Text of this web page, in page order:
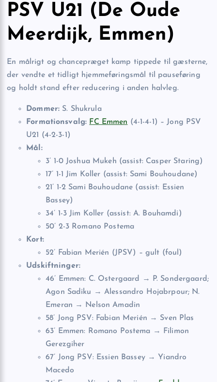
PSV U21 (De Oude
Meerdijk, Emmen)
En målrigt og chancepræget kamp tippede til gæsterne,
der vendte et tidligt hjemmeføringsmål til pauseføring
og holdt stand efter reducering i anden halvleg.
Dommer: S. Shukrula
Formationsvalg: FC Emmen (4-1-4-1) – Jong PSV
U21 (4-2-3-1)
Mål:
3’ 1-0 Joshua Mukeh (assist: Casper Staring)
17’ 1-1 Jim Koller (assist: Sami Bouhoudane)
21’ 1-2 Sami Bouhoudane (assist: Essien
Bassey)
34’ 1-3 Jim Koller (assist: A. Bouhamdi)
50’ 2-3 Romano Postema
Kort:
52’ Fabian Merién (JPSV) – gult (foul)
Udskiftninger:
46’ Emmen: C. Ostergaard → P. Sondergaard;
Agon Sadiku → Alessandro Hojabrpour; N.
Emeran → Nelson Amadin
58’ Jong PSV: Fabian Merién → Sven Plas
63’ Emmen: Romano Postema → Filimon
Gerezgiher
67’ Jong PSV: Essien Bassey → Yiandro
Macedo